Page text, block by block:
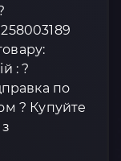
: ?
по
? Купуйте